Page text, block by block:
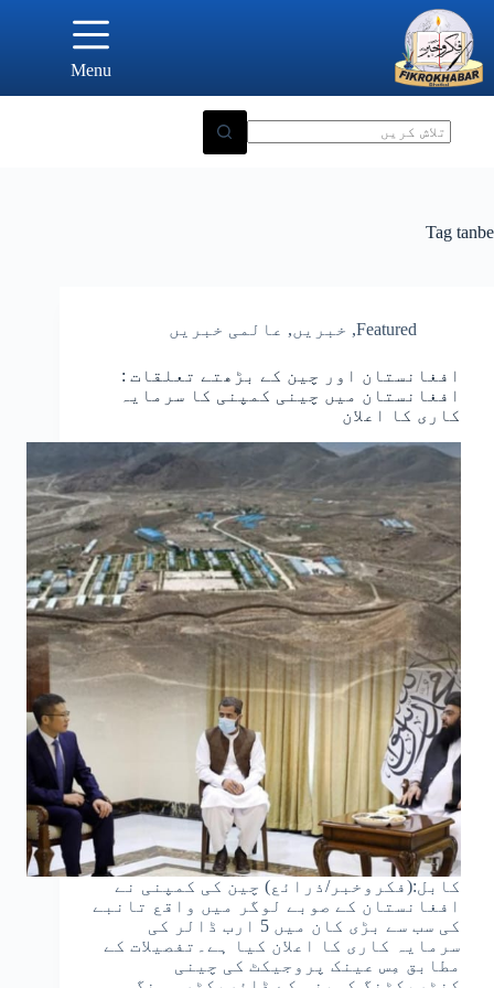
content
Menu
Tag tanbe
Featured
, خبریں, عالمی خبریں
افغانستان اور چین کے بڑھتے تعلقات :
افغانستان میں چینی کمپنی کا سرمایہ
کاری کا اعلان
کابل:(فکروخبر/ذرائع) چین کی کمپنی نے
افغانستان کے صوبے لوگر میں واقع تانبے
کی سب سے بڑی کان میں 5 ارب ڈالر کی
سرمایہ کاری کا اعلان کیا ہے۔تفصیلات کے
مطابق مِس عینک پروجیکٹ کی چینی